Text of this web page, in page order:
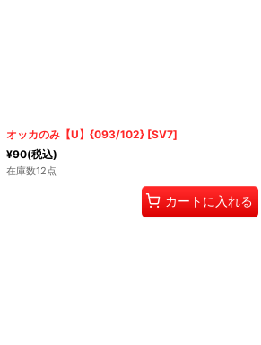
オッカのみ【U】{093/102} [SV7]
¥90(税込)
在庫数12点
カートに入れる